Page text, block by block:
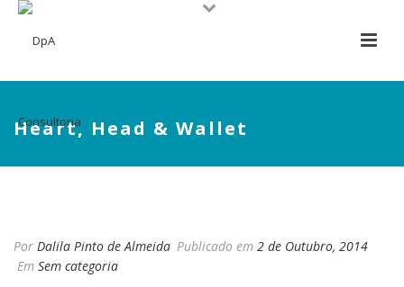
Heart, Head & Wallet
Por Dalila Pinto de Almeida Publicado em 2 de Outubro, 2014
Em Sem categoria